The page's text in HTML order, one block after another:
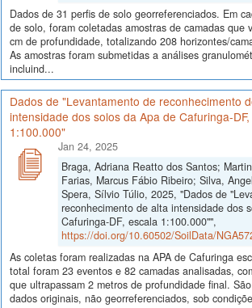
Dados de 31 perfis de solo georreferenciados. Em
de solo, foram coletadas amostras de camadas que
cm de profundidade, totalizando 208 horizontes/
As amostras foram submetidas a análises
incluind...
Dados de "Levantamento de reconhecimento
intensidade dos solos da Apa de Cafuringa-
1:100.000"
Jan 24, 2025
Braga, Adriana Reatto dos Santos;
Farias, Marcus Fábio Ribeiro; Silva,
Spera, Sílvio Túlio, 2025, "Dados de
reconhecimento de alta intensidade dos
Cafuringa-DF, escala 1:100.000"",
https://doi.org/10.60502/SoilData/
As coletas foram realizadas na APA de Cafuringa
total foram 23 eventos e 82 camadas analisadas,
que ultrapassam 2 metros de profundidade final.
dados originais, não georreferenciados, sob